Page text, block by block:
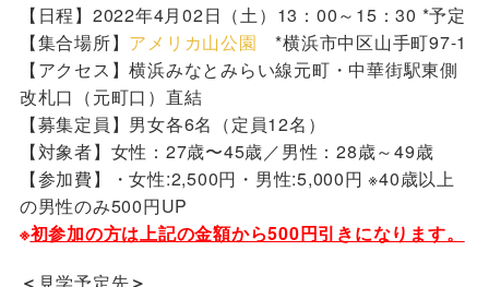
【日程】2022年4月02日（土）13：00～15：30 *予定
【集合場所】 アメリカ山公園 *横浜市中区山手町97-1
【アクセス】横浜みなとみらい線元町・中華街駅東側
改札口（元町口）直結
【募集定員】男女各6名（定員12名）
【対象者】女性：27歳〜45歳／男性：28歳～49歳
【参加費】・女性:2,500円・男性:5,000円 ※40歳以上
の男性のみ500円UP
※初参加の方は上記の金額から500円引きになります。
＜ 見学予定先＞